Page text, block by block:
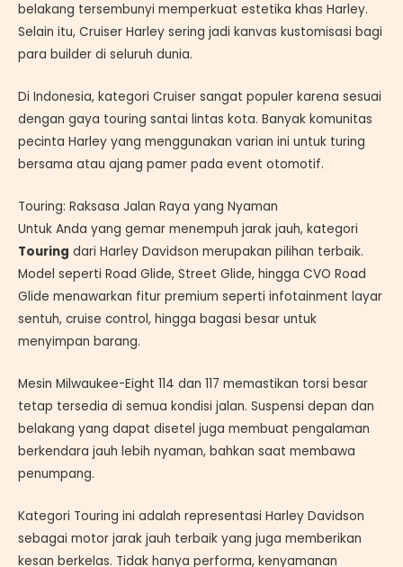
belakang tersembunyi memperkuat estetika khas Harley.
Selain itu, Cruiser Harley sering jadi kanvas kustomisasi bagi
para builder di seluruh dunia.
Di Indonesia, kategori Cruiser sangat populer karena sesuai
dengan gaya touring santai lintas kota. Banyak komunitas
pecinta Harley yang menggunakan varian ini untuk turing
bersama atau ajang pamer pada event otomotif.
Touring: Raksasa Jalan Raya yang Nyaman
Untuk Anda yang gemar menempuh jarak jauh, kategori
Touring dari Harley Davidson merupakan pilihan terbaik.
Model seperti Road Glide, Street Glide, hingga CVO Road
Glide menawarkan fitur premium seperti infotainment layar
sentuh, cruise control, hingga bagasi besar untuk
menyimpan barang.
Mesin Milwaukee-Eight 114 dan 117 memastikan torsi besar
tetap tersedia di semua kondisi jalan. Suspensi depan dan
belakang yang dapat disetel juga membuat pengalaman
berkendara jauh lebih nyaman, bahkan saat membawa
penumpang.
Kategori Touring ini adalah representasi Harley Davidson
sebagai motor jarak jauh terbaik yang juga memberikan
kesan berkelas. Tidak hanya performa, kenyamanan